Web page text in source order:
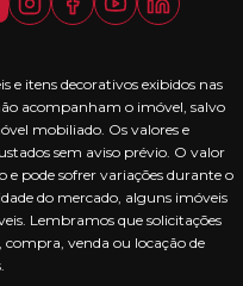
e itens decorativos exibidos nas
acompanham o imóvel, salvo
mobiliado. Os valores e
sem aviso prévio. O valor
pode sofrer variações durante o
do mercado, alguns imóveis
Lembramos que solicitações
venda ou locação de